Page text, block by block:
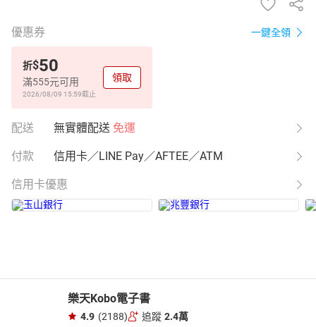
優惠券 一鍵全領
折$50
滿555元可用
2026/08/09 15:59截止
領取
配送 無實體配送 免運
付款 信用卡／LINE Pay／AFTEE／ATM
信用卡優惠
樂天Kobo電子書
4.9 (2188) 追蹤 2.4萬